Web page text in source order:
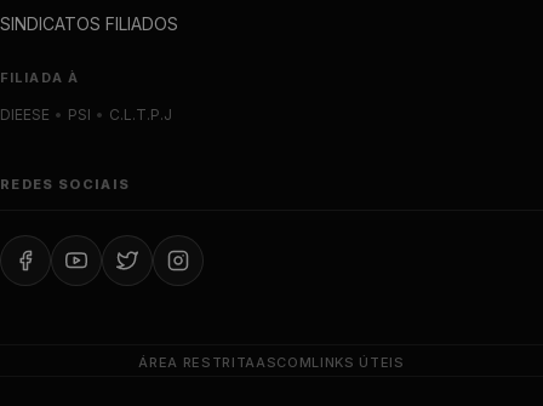
SINDICATOS FILIADOS
FILIADA À
DIEESE • PSI • C.L.T.P.J
REDES SOCIAIS
ÁREA RESTRITA ASCOMLINKS ÚTEIS